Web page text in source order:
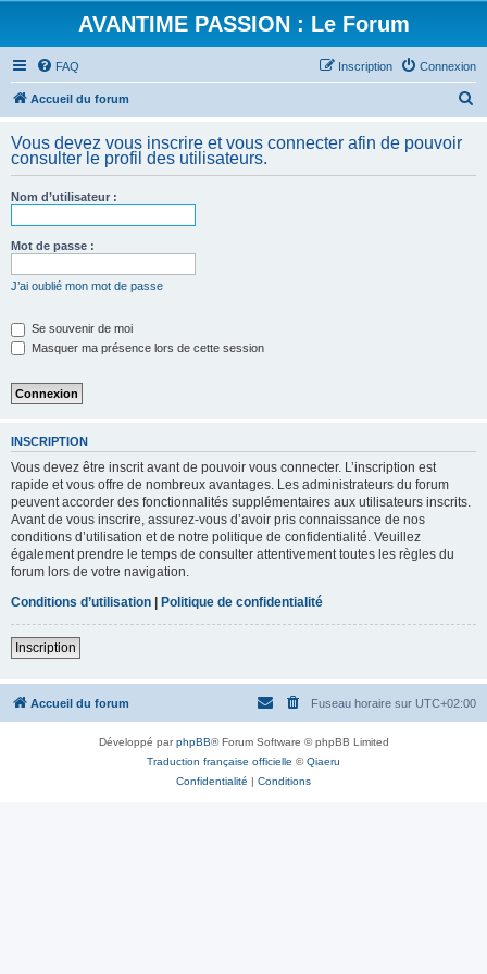
AVANTIME PASSION : Le Forum
FAQ Connexion
Inscription
Accueil du forum
h
Vous devez vous inscrire et vous connecter afin de pouvoir
consulter le profil des utilisateurs.
Nom d’utilisateur :
Mot de passe :
J’ai oublié mon mot de passe
Se souvenir de moi
Masquer ma présence lors de cette session
INSCRIPTION
Vous devez être inscrit avant de pouvoir vous connecter. L’inscription est
rapide et vous offre de nombreux avantages. Les administrateurs du forum
peuvent accorder des fonctionnalités supplémentaires aux utilisateurs inscrits.
Avant de vous inscrire, assurez-vous d’avoir pris connaissance de nos
conditions d’utilisation et de notre politique de confidentialité. Veuillez
également prendre le temps de consulter attentivement toutes les règles du
forum lors de votre navigation.
Conditions d’utilisation | Politique de confidentialité
Inscription
Accueil du forum Fuseau horaire sur UTC+02:00
Développé parphpBB® Forum Software © phpBB Limited
Traduction française officielle ©Qiaeru
Confidentialité | Conditions